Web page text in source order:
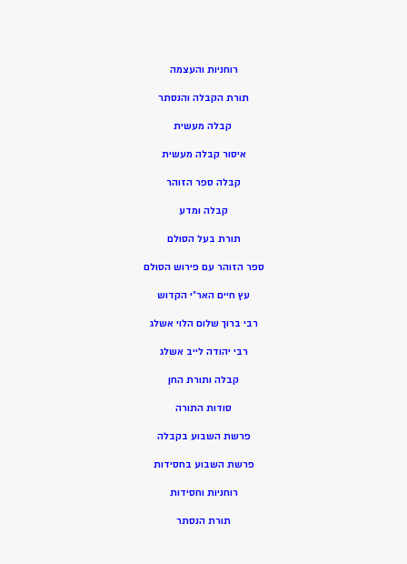
רוחניות והעצמה
תורת הקבלה והנסתר
קבלה מעשית
איסור קבלה מעשית
קבלה ספר הזוהר
קבלה ומדע
תורת בעל הסולם
ספר הזוהר עם פירוש הסולם
עץ חיים האר”י הקדוש
רבי ברוך שלום הלוי אשלג
רבי יהודה לייב אשלג
קבלה ותורת החן
סודות התורה
פרשת השבוע בקבלה
פרשת השבוע בחסידות
רוחניות וחסידות
תורת הנסתר